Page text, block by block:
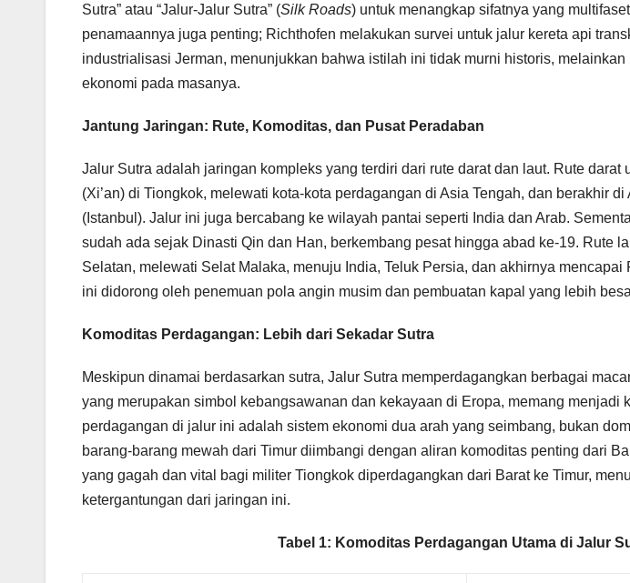
Sutra” atau “Jalur-Jalur Sutra” (Silk Roads) untuk menangkap sifatnya yang
penamaannya juga penting; Richthofen melakukan survei untuk jalur kereta api
industrialisasi Jerman, menunjukkan bahwa istilah ini tidak murni historis,
ekonomi pada masanya.
Jantung Jaringan: Rute, Komoditas, dan Pusat Peradaban
Jalur Sutra adalah jaringan kompleks yang terdiri dari rute darat dan laut. Rute darat
(Xi’an) di Tiongkok, melewati kota-kota perdagangan di Asia Tengah, dan berakhir
(Istanbul). Jalur ini juga bercabang ke wilayah pantai seperti India dan Arab.
sudah ada sejak Dinasti Qin dan Han, berkembang pesat hingga abad ke-19. Rute
Selatan, melewati Selat Malaka, menuju India, Teluk Persia, dan akhirnya
ini didorong oleh penemuan pola angin musim dan pembuatan kapal yang lebih
Komoditas Perdagangan: Lebih dari Sekadar Sutra
Meskipun dinamai berdasarkan sutra, Jalur Sutra memperdagangkan berbagai
yang merupakan simbol kebangsawanan dan kekayaan di Eropa, memang menjadi
perdagangan di jalur ini adalah sistem ekonomi dua arah yang seimbang, bukan
barang-barang mewah dari Timur diimbangi dengan aliran komoditas penting dari
yang gagah dan vital bagi militer Tiongkok diperdagangkan dari Barat ke Timur,
ketergantungan dari jaringan ini.
Tabel 1: Komoditas Perdagangan Utama di Jalur